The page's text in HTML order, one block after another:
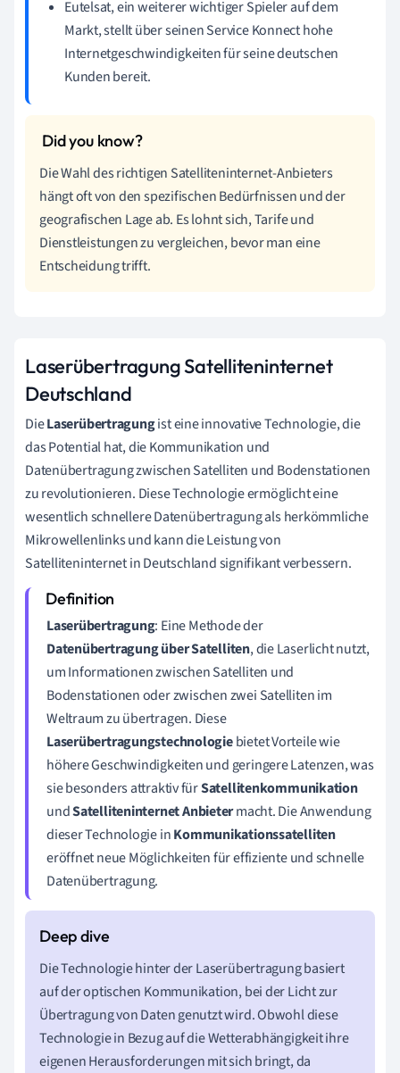
Eutelsat, ein weiterer wichtiger Spieler auf dem
Markt, stellt über seinen Service Konnect hohe
Internetgeschwindigkeiten für seine deutschen
Kunden bereit.
Die Wahl des richtigen Satelliteninternet-Anbieters
hängt oft von den spezifischen Bedürfnissen und der
geografischen Lage ab. Es lohnt sich, Tarife und
Dienstleistungen zu vergleichen, bevor man eine
Entscheidung trifft.
Laserübertragung Satelliteninternet
Deutschland
DieLaserübertragungist eine innovative Technologie, die
das Potential hat, die Kommunikation und
Datenübertragung zwischen Satelliten und Bodenstationen
zu revolutionieren. Diese Technologie ermöglicht eine
wesentlich schnellere Datenübertragung als herkömmliche
Mikrowellenlinks und kann die Leistung von
Satelliteninternet in Deutschland signifikant verbessern.
Laserübertragung: Eine Methode der
Datenübertragung über Satelliten, die Laserlicht nutzt,
um Informationen zwischen Satelliten und
Bodenstationen oder zwischen zwei Satelliten im
Weltraum zu übertragen. Diese
Laserübertragungstechnologiebietet Vorteile wie
höhere Geschwindigkeiten und geringere Latenzen, was
sie besonders attraktiv fürSatellitenkommunikation
undSatelliteninternet Anbietermacht. Die Anwendung
dieser Technologie inKommunikationssatelliten
eröffnet neue Möglichkeiten für effiziente und schnelle
Datenübertragung.
Die Technologie hinter der Laserübertragung basiert
auf der optischen Kommunikation, bei der Licht zur
Übertragung von Daten genutzt wird. Obwohl diese
Technologie in Bezug auf die Wetterabhängigkeit ihre
eigenen Herausforderungen mit sich bringt, da